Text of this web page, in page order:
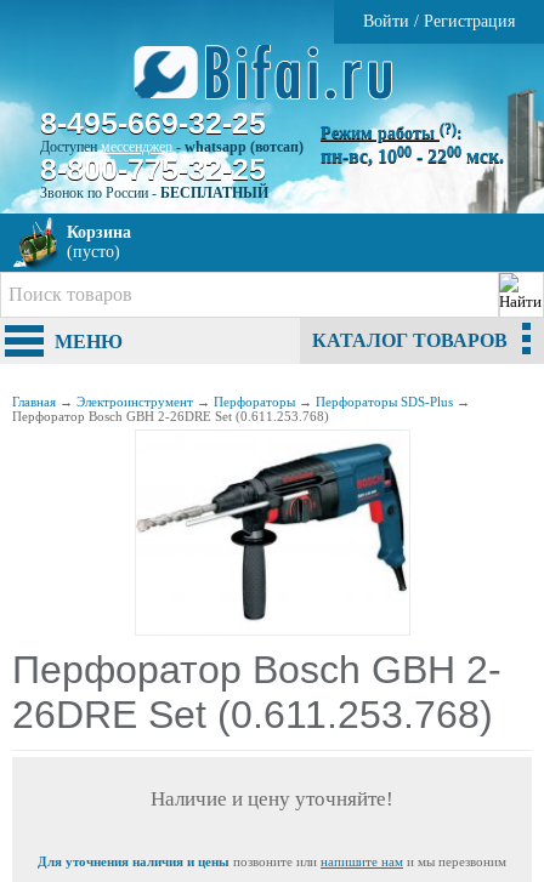
Войти / Регистрация
8-495-669-32-25
Доступенмессенджер-whatsapp (вотсап)
8-800-775-32-25
Звонок по России - БЕСПЛАТНЫЙ
Режим работы (?):
пн-вс, 1000 - 2200 мск.
Корзина
(пусто)
МЕНЮ КАТАЛОГ ТОВАРОВ
Главная → Электроинструмент → Перфораторы → Перфораторы SDS-Plus →
Перфоратор Bosch GBH 2-26DRE Set (0.611.253.768)
Перфоратор Bosch GBH 2-
26DRE Set (0.611.253.768)
Наличие и цену уточняйте!
Для уточнения наличия и цены позвоните или напишите нам и мы перезвоним